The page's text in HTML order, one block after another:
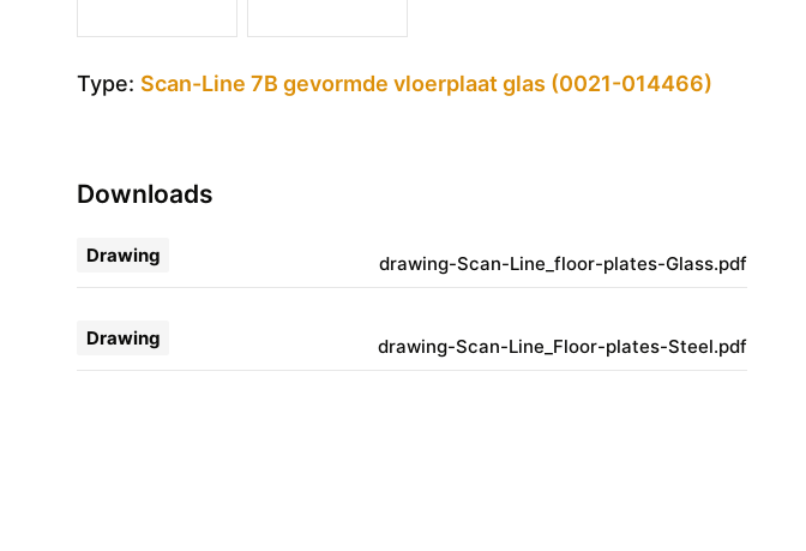
Type: Scan-Line 7B gevormde vloerplaat glas (0021-014466)
Downloads
Drawing drawing-Scan-Line_floor-plates-Glass.pdf
Drawing drawing-Scan-Line_Floor-plates-Steel.pdf